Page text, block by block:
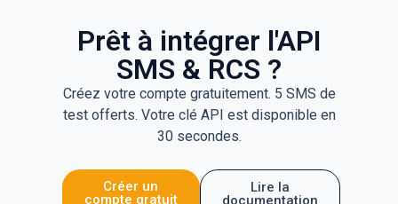
Prêt à intégrer l'API
SMS & RCS ?
Créez votre compte gratuitement. 5 SMS de
test offerts. Votre clé API est disponible en
30 secondes.
Créer un
compte gratuit
Lire la
documentation